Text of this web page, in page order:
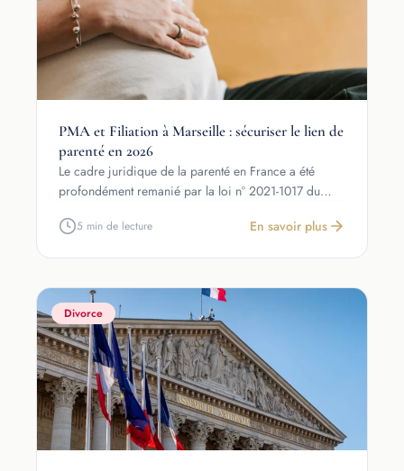
PMA et Filiation à Marseille : sécuriser le lien de
parenté en 2026
Le cadre juridique de la parenté en France a été
profondément remanié par la loi n° 2021-1017 du…
5 min de lecture En savoir plus
Divorce